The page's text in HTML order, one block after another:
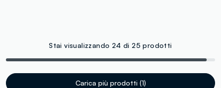
Stai visualizzando 24 di 25 prodotti
Carica più prodotti (1)